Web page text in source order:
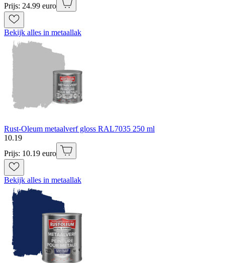
Prijs: 24.99 euro
Bekijk alles in metaallak
Rust-Oleum metaalverf gloss RAL7035 250 ml
10.19
Prijs: 10.19 euro
Bekijk alles in metaallak